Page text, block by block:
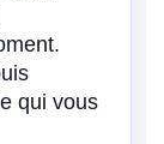
qui vous